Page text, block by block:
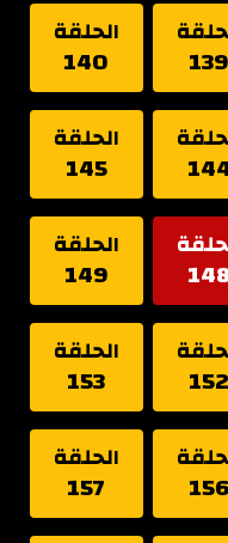
139
الحلقة
140
الحلقة
145
148
الحلقة
149
152
الحلقة
153
156
الحلقة
157